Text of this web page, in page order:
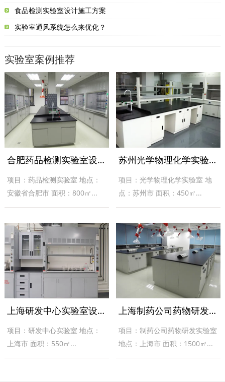
食品检测实验室设计施工方案
实验室通风系统怎么来优化？
实验室案例推荐
合肥药品检测实验室设计施工案例
项目：药品检测实验室 地点：
安徽省合肥市 面积：800㎡...
苏州光学物理化学实验室设计施工案例
项目：光学物理化学实验室 地
点：苏州市 面积：450㎡...
上海研发中心实验室设计施工案例
项目：研发中心实验室 地点：
上海市 面积：550㎡...
上海制药公司药物研发实验室装修施工案例
项目：制药公司药物研发实验室
地点：上海市 面积：1500㎡...